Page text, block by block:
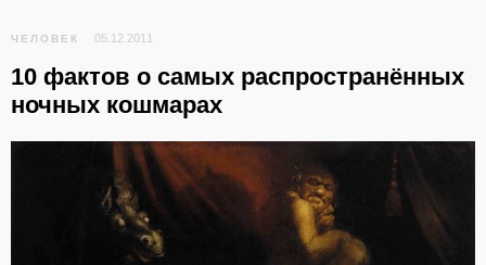
ЧЕЛОВЕК 05.12.2011
10 фактов о самых распространённых
ночных кошмарах